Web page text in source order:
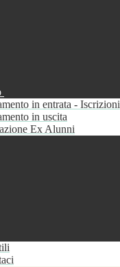
in entrata - Iscrizioni
in uscita
Ex Alunni